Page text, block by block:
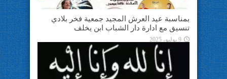
بمناسبة عيد العرش المجيد جمعية فخر بلادي
تنسيق مع ادارة دار الشباب ابن يخلف
9 يوليو، 2025